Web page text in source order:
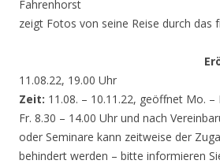
Fahrenhorst
zeigt Fotos von seine Reise durch das
11.08.22, 19.00 Uhr
Zeit: 11.08. – 10.11.22, geöffnet Mo. –
Fr. 8.30 – 14.00 Uhr und nach
oder Seminare kann zeitweise der
behindert werden – bitte informieren